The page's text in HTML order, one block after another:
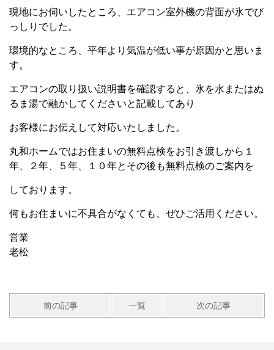
現地にお伺いしたところ、エアコン室外機の背面が氷でび
っしりでした。
環境的なところ、平年より気温が低い事が原因かと思いま
す。
エアコンの取り扱い説明書を確認すると、氷を水またはぬ
るま湯で融かしてくださいと記載してあり
お客様にお伝えして対応いたしました。
丸和ホームではお住まいの無料点検をお引き渡しから１
年、２年、５年、１０年とその後も無料点検のご案内を
しております。
何もお住まいに不具合がなくても、ぜひご活用ください。
営業
老松
前の記事 一覧 次の記事